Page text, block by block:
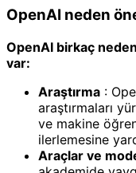
OpenAI neden
OpenAI birkaç
var:
Araştırma :
araştırmaları
ve makine
ilerlemesine
Araçlar ve